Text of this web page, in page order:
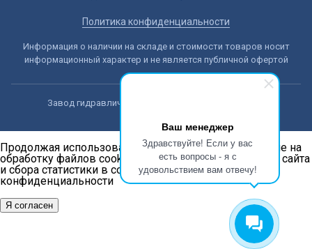
Ваш менеджер
Здравствуйте! Если у вас
есть вопросы - я с
удовольствием вам отвечу!
Политика конфиденциальности
Информация о наличии на складе и стоимости товаров носит
информационный характер и не является публичной офертой
Завод гидравлических машин © 2014-2026, Астана
Продолжая использовать наш сайт, вы даёте согласие на
обработку файлов cookie в целях функционирования сайта
и сбора статистики в соответствии сполитикой
конфиденциальности
Я согласен